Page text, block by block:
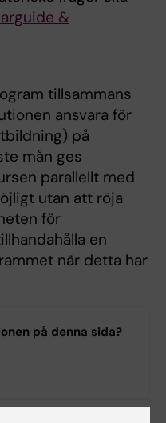
&
tillsammans
ansvara för
på
mån ges
parallellt med
utan att röja
för
en
när detta har
på denna sida?